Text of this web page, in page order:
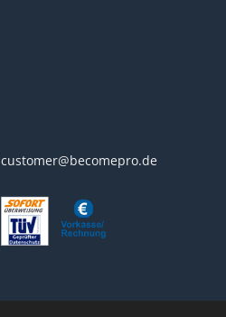
customer@becomepro.de